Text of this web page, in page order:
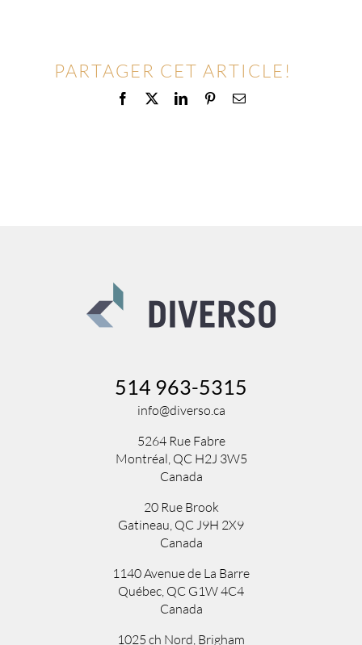
PARTAGER CET ARTICLE!
Facebook LinkedInPinterestEmail
514 963-5315
info@diverso.ca
5264 Rue Fabre
Montréal, QC H2J 3W5
Canada
20 Rue Brook
Gatineau, QC J9H 2X9
Canada
1140 Avenue de La Barre
Québec, QC G1W 4C4
Canada
1025 ch Nord, Brigham